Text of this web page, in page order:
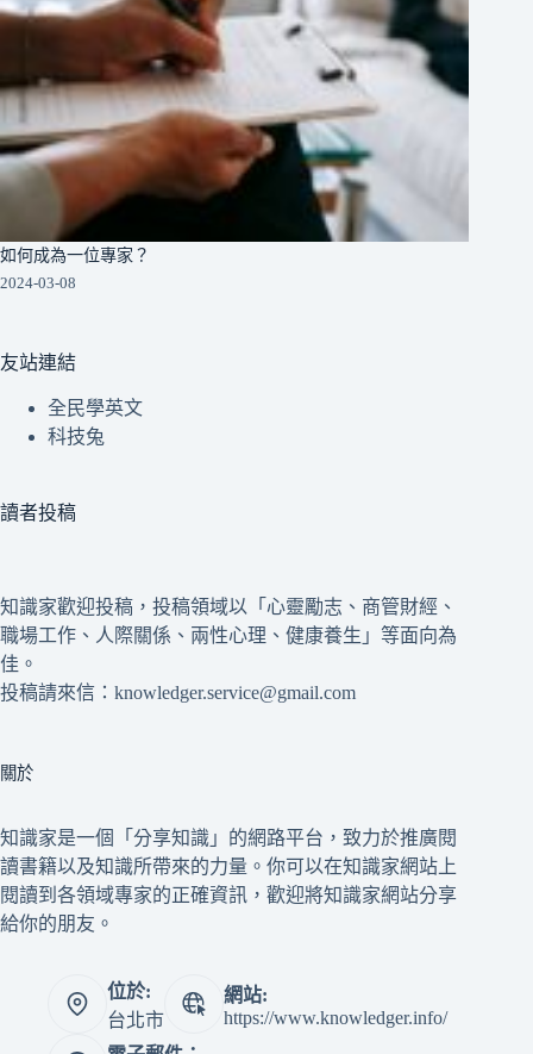
如何成為一位專家？
2024-03-08
友站連結
全民學英文
科技兔
讀者投稿
知識家歡迎投稿，投稿領域以「心靈勵志、商管財經、
職場工作、人際關係、兩性心理、健康養生」等面向為
佳。
投稿請來信：knowledger.service@gmail.com
關於
知識家是一個「分享知識」的網路平台，致力於推廣閱
讀書籍以及知識所帶來的力量。你可以在知識家網站上
閱讀到各領域專家的正確資訊，歡迎將知識家網站分享
給你的朋友。
位於:
台北市
網站:
https://www.knowledger.info/